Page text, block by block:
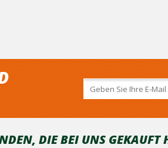
DIE BEI ​​UNS GEKAUFT